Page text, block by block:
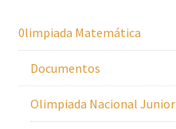
0limpiada Matemática
Documentos
Olimpiada Nacional Junior